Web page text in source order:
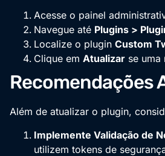
Acesse o painel
Navegue até Plugins >
Localize o plugin Custom
Clique em Atualizar se uma
Recomendações
Além de atualizar o plugin,
Implemente Validação de
utilizem tokens de